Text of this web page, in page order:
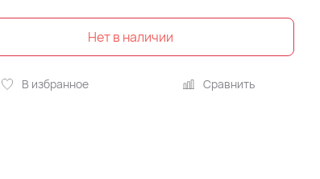
В избранное Сравнить